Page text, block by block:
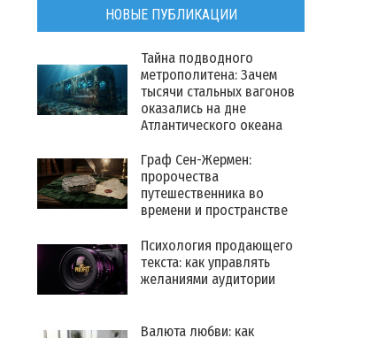
НОВЫЕ ПУБЛИКАЦИИ
Тайна подводного
метрополитена: Зачем
тысячи стальных вагонов
оказались на дне
Атлантического океана
Граф Сен-Жермен:
пророчества
путешественника во
времени и пространстве
Психология продающего
текста: как управлять
желаниями аудитории
Валюта любви: как